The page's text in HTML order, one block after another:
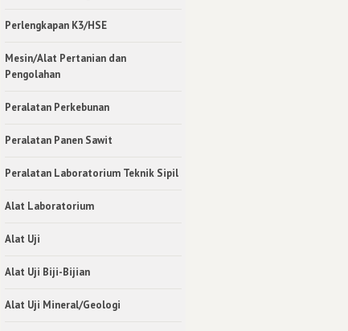
Perlengkapan K3/HSE
Mesin/Alat Pertanian dan
Pengolahan
Peralatan Perkebunan
Peralatan Panen Sawit
Peralatan Laboratorium Teknik Sipil
Alat Laboratorium
Alat Uji
Alat Uji Biji-Bijian
Alat Uji Mineral/Geologi